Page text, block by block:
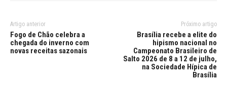
Artigo anterior
Fogo de Chão celebra a
chegada do inverno com
novas receitas sazonais
Próximo artigo
Brasília recebe a elite do
hipismo nacional no
Campeonato Brasileiro de
Salto 2026 de 8 a 12 de julho,
na Sociedade Hípica de
Brasília